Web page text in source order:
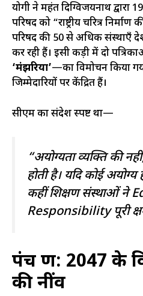
योगी ने महंत दिग्विजयनाथ द्वारा
परिषद को “राष्ट्रीय चरित्र
परिषद की 50 से अधिक संस्थाएँ
कर रही हैं। इसी कड़ी में दो
‘मंझरिया’—का विमोचन किया
जिम्मेदारियों पर केंद्रित हैं।
सीएम का संदेश स्पष्ट था—
“अयोग्यता व्यक्ति की
होती है। यदि कोई
कहीं शिक्षण संस्थाओं ने
Responsibility पूरी
पंच प्रण: 2047 के
की नींव